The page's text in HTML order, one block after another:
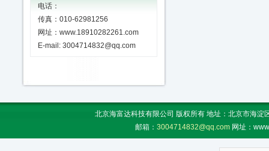
电话：
传真：010-62981256
网址：www.18910282261.com
E-mail: 3004714832@qq.com
北京海富达科技有限公司 版权所有 地址：北京市海
邮箱： 3004714832@qq.com 网址：